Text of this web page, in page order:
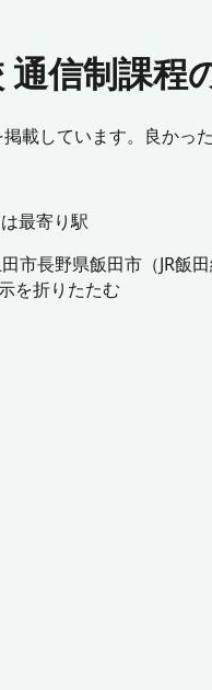
信制課程
載しています。良かっ
最寄り駅
市長野県飯田市 （JR飯
を折りたたむ